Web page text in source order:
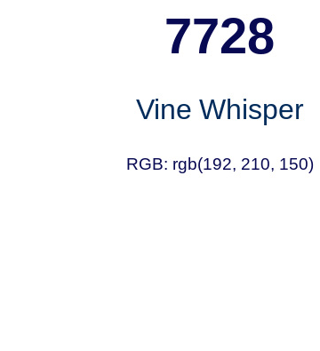
7728
Vine Whisper
RGB: rgb(192, 210, 150)